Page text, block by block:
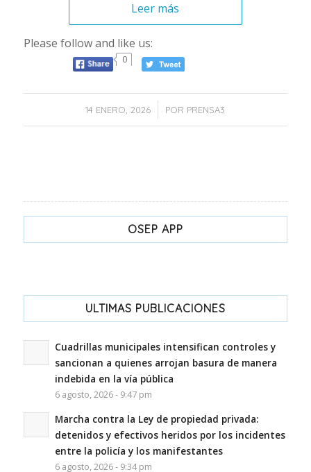
Leer más
Please follow and like us:
0
14 ENERO, 2026
/ POR PRENSA3
OSEP APP
ULTIMAS PUBLICACIONES
Cuadrillas municipales intensifican controles y
sancionan a quienes arrojan basura de manera
indebida en la vía pública
6 agosto, 2026 - 9:47 pm
Marcha contra la Ley de propiedad privada:
detenidos y efectivos heridos por los incidentes
entre la policía y los manifestantes
6 agosto, 2026 - 9:34 pm